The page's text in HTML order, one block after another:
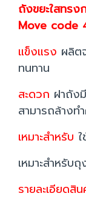
ถังขยะใสทร
Move code
แข็งแรง ผลิต
ทนทาน
สะดวก ฝาถัง
สามารถล้างท
เหมาะสำหรับ
เหมาะสำหรับ
รายละเอียดสิน